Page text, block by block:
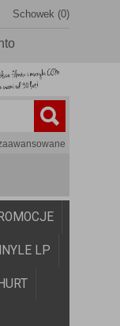
Schowek (0)
LP
HURT